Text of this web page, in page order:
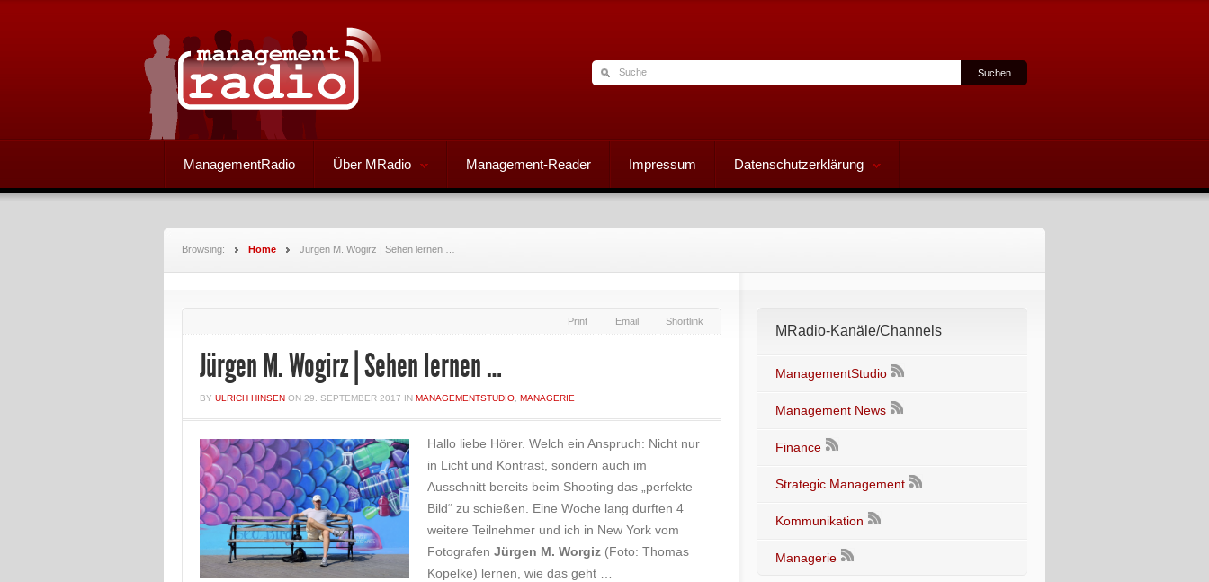
ManagementRadio Über MRadio Management-Reader Impressum Datenschutzerklärung
Browsing: Home Jürgen M. Wogirz | Sehen lernen …
Print Email Shortlink
Jürgen M. Wogirz | Sehen lernen …
BY ULRICH HINSEN ON 29. SEPTEMBER 2017 IN MANAGEMENTSTUDIO MANAGERIE
Hallo liebe Hörer. Welch ein Anspruch: Nicht nur
in Licht und Kontrast, sondern auch im
Ausschnitt bereits beim Shooting das „perfekte
Bild“ zu schießen. Eine Woche lang durften 4
weitere Teilnehmer und ich in New York vom
Fotografen Jürgen M. Worgiz (Foto: Thomas
Kopelke) lernen, wie das geht …
MRadio-Kanäle/Channels
ManagementStudio
Management News
Finance
Strategic Management
Kommunikation
Managerie